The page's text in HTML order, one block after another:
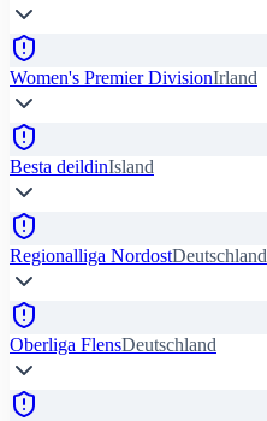
Women's Premier DivisionIrland
Besta deildinIsland
Regionalliga NordostDeutschland
Oberliga FlensDeutschland